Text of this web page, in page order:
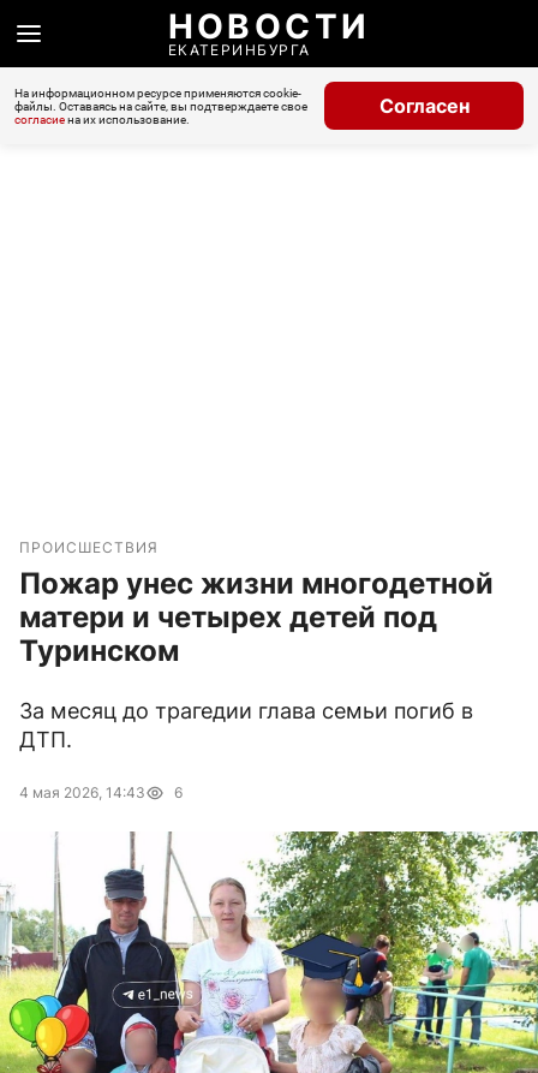
НОВОСТИ
ЕКАТЕРИНБУРГА
На информационном ресурсе применяются cookie-
файлы. Оставаясь на сайте, вы подтверждаете свое
согласиена их использование.
Согласен
ПРОИСШЕСТВИЯ
Пожар унес жизни многодетной
матери и четырех детей под
Туринском
За месяц до трагедии глава семьи погиб в
ДТП.
4 мая 2026, 14:43 6